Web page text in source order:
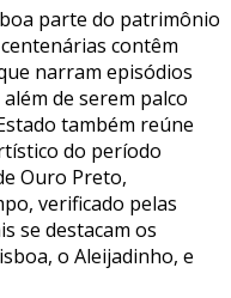
parte do patrimônio
contêm
narram episódios
de serem palco
também reúne
do período
Ouro Preto,
verificado pelas
se destacam os
o Aleijadinho, e